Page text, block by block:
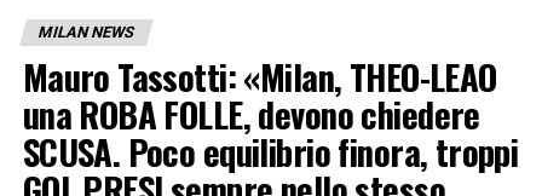
MILAN NEWS
Mauro Tassotti: «Milan, THEO-LEAO
una ROBA FOLLE, devono chiedere
SCUSA. Poco equilibrio finora, troppi